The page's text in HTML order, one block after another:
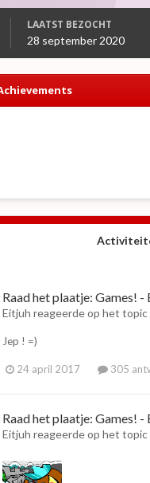
LAATST BEZOCHT
28 september 2020
Raad het plaatje: Games! -
Eitjuh reageerde op het topic
Jep ! =)
24 april 2017 305
Raad het plaatje: Games! -
Eitjuh reageerde op het topic